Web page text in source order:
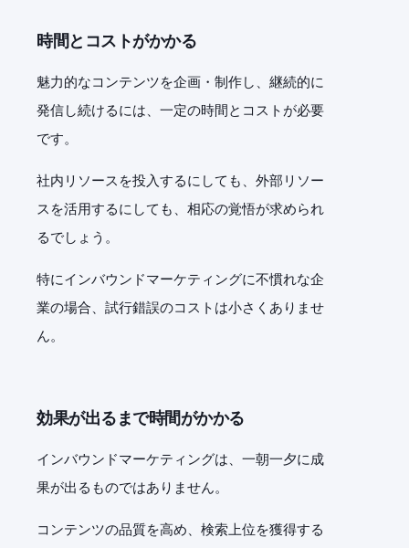
時間とコストがかかる
魅力的なコンテンツを企画・制作し、継続的に
発信し続けるには、一定の時間とコストが必要
です。
社内リソースを投入するにしても、外部リソー
スを活用するにしても、相応の覚悟が求められ
るでしょう。
特にインバウンドマーケティングに不慣れな企
業の場合、試行錯誤のコストは小さくありませ
ん。
効果が出るまで時間がかかる
インバウンドマーケティングは、一朝一夕に成
果が出るものではありません。
コンテンツの品質を高め、検索上位を獲得する